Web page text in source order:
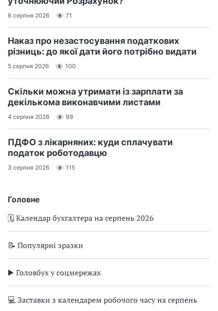
Головне
🗓️ Календар бухгалтера на серпень 2026
📝 Популярні зразки
▶️ Головбух у соцмережах
💻 Заставки з календарем робочого часу на серпень
6 серпня 2026 71
Наказ про незастосування податкових
різниць: до якої дати його потрібно видати
5 серпня 2026 100
Скільки можна утримати із зарплати за
декількома виконавчими листами
4 серпня 2026 98
ПДФО з лікарняних: куди сплачувати
податок роботодавцю
3 серпня 2026 115